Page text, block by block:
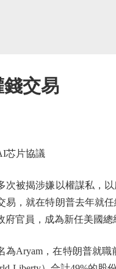
交易
片協議
揭涉嫌以權謀私，以
易，就在特朗普去年就
官員，成為新任美國
，在特朗普就職